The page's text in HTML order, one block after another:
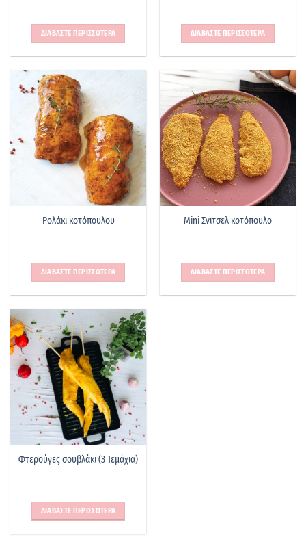
ΔΙΑΒΑΣΤΕ ΠΕΡΙΣΣΟΤΕΡΑ ΔΙΑΒΑΣΤΕ ΠΕΡΙΣΣΟΤΕΡΑ
Ρολάκι κοτόπουλου
ΔΙΑΒΑΣΤΕ ΠΕΡΙΣΣΟΤΕΡΑ
Mini Σνιτσελ κοτόπουλο
ΔΙΑΒΑΣΤΕ ΠΕΡΙΣΣΟΤΕΡΑ
Φτερούγες σουβλάκι (3 Τεμάχια)
ΔΙΑΒΑΣΤΕ ΠΕΡΙΣΣΟΤΕΡΑ